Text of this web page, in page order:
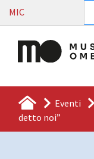
Vai al contenuto
MIC
Eventi
detto noi”